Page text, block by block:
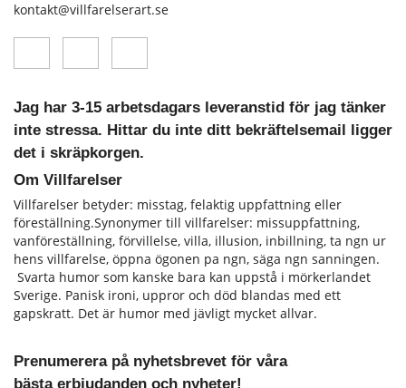
kontakt@villfarelserart.se
Jag har 3-15 arbetsdagars leveranstid för jag tänker
inte stressa. Hittar du inte ditt bekräftelsemail ligger
det i skräpkorgen.
Om Villfarelser
Villfarelser betyder: misstag, felaktig uppfattning eller
föreställning.Synonymer till villfarelser: missuppfattning,
vanföreställning, förvillelse, villa, illusion, inbillning, ta ngn ur
hens vill­farelse, öppna ögonen pa ngn, säga ngn sanningen.
Svarta humor som kanske bara kan uppstå i mörkerlandet
Sverige. Panisk ironi, uppror och död blandas med ett
gapskratt. Det är humor med jävligt mycket allvar.
Prenumerera på nyhetsbrevet för våra
bästa erbjudanden och nyheter!